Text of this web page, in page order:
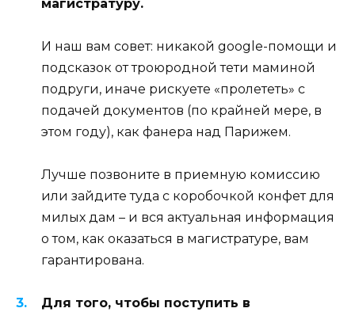
магистратуру.
И наш вам совет: никакой google-помощи и
подсказок от троюродной тети маминой
подруги, иначе рискуете «пролететь» с
подачей документов (по крайней мере, в
этом году), как фанера над Парижем.
Лучше позвоните в приемную комиссию
или зайдите туда с коробочкой конфет для
милых дам – и вся актуальная информация
о том, как оказаться в магистратуре, вам
гарантирована.
Для того, чтобы поступить в